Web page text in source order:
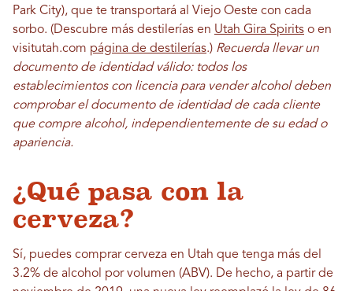
Park City), que te transportará al Viejo Oeste con cada
sorbo. (Descubre más destilerías en Utah Gira Spirits o en
visitutah.com página de destilerías.) Recuerda llevar un
documento de identidad válido: todos los
establecimientos con licencia para vender alcohol deben
comprobar el documento de identidad de cada cliente
que compre alcohol, independientemente de su edad o
apariencia.
¿Qué pasa con la
cerveza?
Sí, puedes comprar cerveza en Utah que tenga más del
3.2% de alcohol por volumen (ABV). De hecho, a partir de